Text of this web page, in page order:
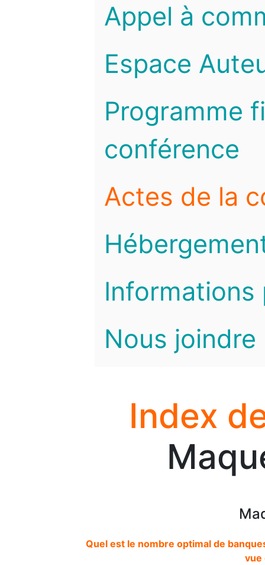
Appel à
Espace
Programme
conférence
Actes de la
Informations
Nous joindre
Index
Quel est le nombre optimal de
vue